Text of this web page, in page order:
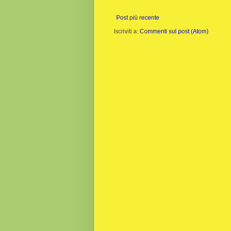
Post più recente
Iscriviti a: Commenti sul post (Atom)